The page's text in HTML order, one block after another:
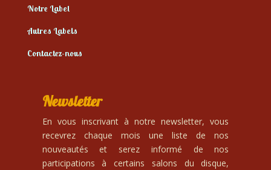
Notre Label
Autres Labels
Contactez-nous
Newsletter
En vous inscrivant à notre newsletter, vous
recevrez chaque mois une liste de nos
nouveautés et serez informé de nos
participations à certains salons du disque,